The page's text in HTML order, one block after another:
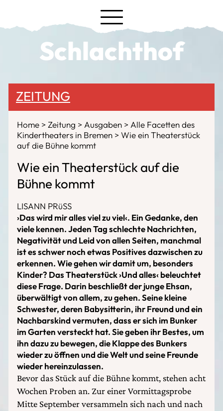
Schlachthof
ZEITUNG
Home Zeitung Ausgaben
Alle Facetten des
Kindertheaters in Bremen
Wie ein Theaterstück
auf die Bühne kommt
Wie ein Theaterstück auf die
Bühne kommt
LISANN PRüSS
›Das wird mir alles viel zu viel‹. Ein Gedanke, den
viele kennen. Jeden Tag schlechte Nachrichten,
Negativität und Leid von allen Seiten, manchmal
ist es schwer noch etwas Positives dazwischen zu
erkennen. Wie gehen wir damit um, besonders
Kinder? Das Theaterstück ›Und alles‹ beleuchtet
diese Frage. Darin beschließt der junge Ehsan,
überwältigt von allem, zu gehen. Seine kleine
Schwester, deren Babysitterin, ihr Freund und ein
Nachbarskind vermuten, dass er sich im Bunker
im Garten versteckt hat. Sie geben ihr Bestes, um
ihn dazu zu bewegen, die Klappe des Bunkers
wieder zu öffnen und die Welt und seine Freunde
wieder hereinzulassen.
Bevor das Stück auf die Bühne kommt, stehen acht
Wochen Proben an. Zur einer Vormittagsprobe
Mitte September versammeln sich nach und nach